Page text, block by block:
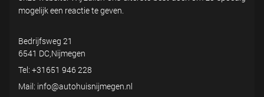
mogelijk een reactie te geven.
Bedrijfsweg 21
6541 DC,Nijmegen
Tel: +31651 946 228
Mail: info@autohuisnijmegen.nl